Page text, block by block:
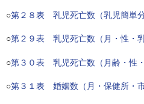
○第２８表 乳児死亡数（乳児簡単
○第２９表 乳児死亡数（月・性・乳
○第３０表 乳児死亡数（月齢・性・
○第３１表 婚姻数（月・保健所・市